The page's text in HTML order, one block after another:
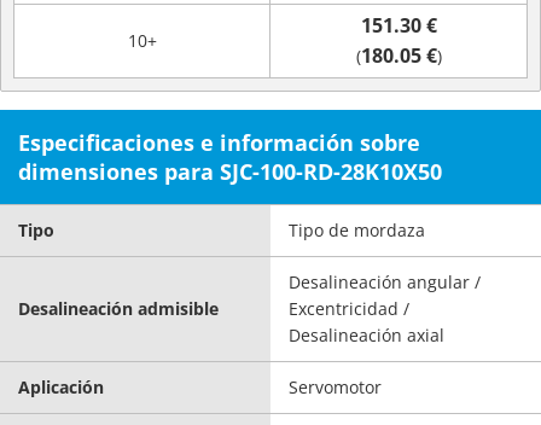
10+
151.30 €
(180.05 €)
Especificaciones e información sobre
dimensiones para SJC-100-RD-28K10X50
Tipo Tipo de mordaza
Desalineación admisible
Desalineación angular /
Excentricidad /
Desalineación axial
Aplicación Servomotor